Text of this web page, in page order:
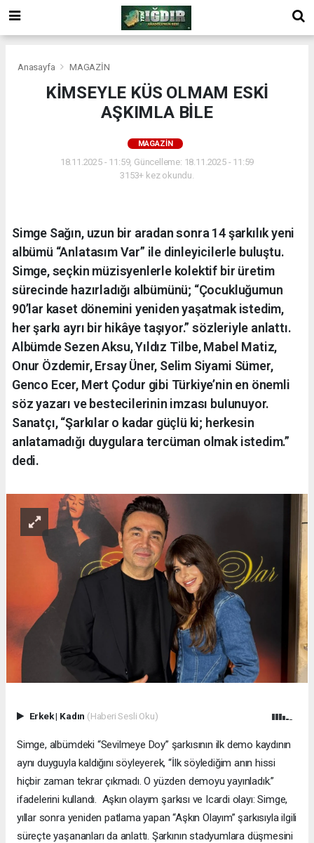
Anasayfa MAGAZİN
KİMSEYLE KÜS OLMAM ESKİ
AŞKIMLA BİLE
MAGAZİN
18.11.2025 - 11:59, Güncelleme: 18.11.2025 - 11:59
3153+ kez okundu.
Simge Sağın, uzun bir aradan sonra 14 şarkılık yeni
albümü “Anlatasım Var” ile dinleyicilerle buluştu.
Simge, seçkin müzisyenlerle kolektif bir üretim
sürecinde hazırladığı albümünü; “Çocukluğumun
90’lar kaset dönemini yeniden yaşatmak istedim,
her şarkı ayrı bir hikâye taşıyor.” sözleriyle anlattı.
Albümde Sezen Aksu, Yıldız Tilbe, Mabel Matiz,
Onur Özdemir, Ersay Üner, Selim Siyami Sümer,
Genco Ecer, Mert Çodur gibi Türkiye’nin en önemli
söz yazarı ve bestecilerinin imzası bulunuyor.
Sanatçı, “Şarkılar o kadar güçlü ki; herkesin
anlatamadığı duygulara tercüman olmak istedim.”
dedi.
Erkek| Kadın (Haberi Sesli Oku)
Simge, albümdeki “Sevilmeye Doy” şarkısının ilk demo kaydının
aynı duyguyla kaldığını söyleyerek, “İlk söylediğim anın hissi
hiçbir zaman tekrar çıkmadı. O yüzden demoyu yayınladık.”
ifadelerini kullandı. Aşkın olayım şarkısı ve Icardi olayı: Simge,
yıllar sonra yeniden patlama yapan “Aşkın Olayım” şarkısıyla ilgili
süreçte yaşananları da anlattı. Şarkının stadyumlara düşmesini